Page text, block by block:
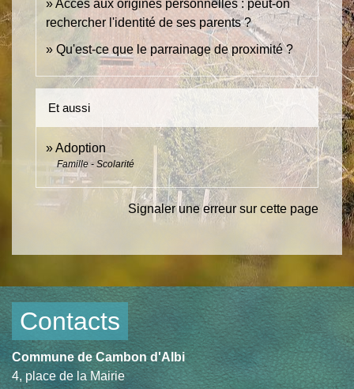
Accès aux origines personnelles : peut-on
rechercher l'identité de ses parents ?
Qu'est-ce que le parrainage de proximité ?
Et aussi
Adoption
Famille - Scolarité
Signaler une erreur sur cette page
Contacts
Commune de Cambon d'Albi
4, place de la Mairie